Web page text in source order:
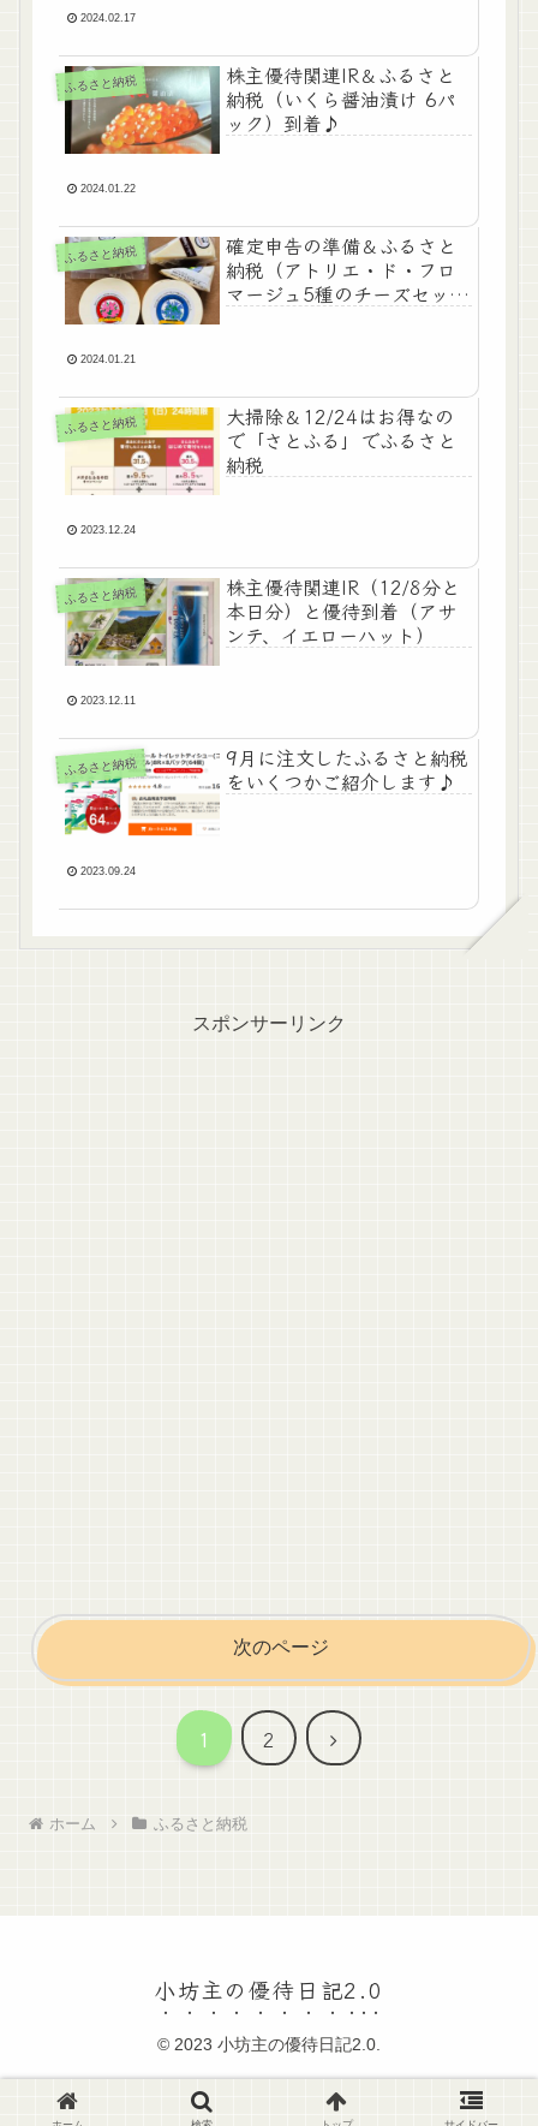
2024.02.17
ふるさと納税
株主優待関連IR＆ふるさと
納税（いくら醤油漬け 6パ
ック）到着♪
2024.01.22
ふるさと納税
確定申告の準備＆ふるさと
納税（アトリエ・ド・フロ
マージュ5種のチーズセッ
2024.01.21
ふるさと納税
大掃除＆12/24はお得なの
で「さとふる」でふるさと
納税
2023.12.24
ふるさと納税
株主優待関連IR（12/8分と
本日分）と優待到着（アサ
ンテ、イエローハット）
2023.12.11
ふるさと納税
9月に注文したふるさと納税
をいくつかご紹介します♪
2023.09.24
スポンサーリンク
次のページ
1 2
次
ホーム ふるさと納税
小坊主の優待日記2.0
© 2023 小坊主の優待日記2.0.